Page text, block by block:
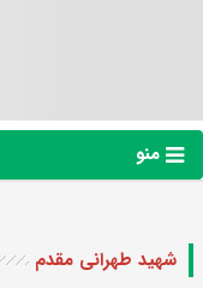
منو
شهید طهرانی مقدم